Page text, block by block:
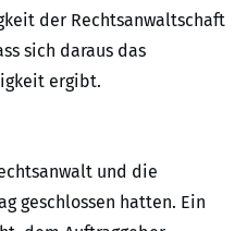
der Rechtsanwaltschaft
sich daraus das
ergibt.
und die
geschlossen hatten. Ein